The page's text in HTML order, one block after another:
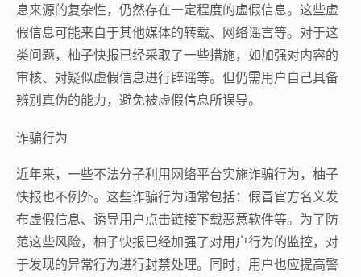
息来源的复杂性，仍然存在一定程度的虚假信息。这些虚
假信息可能来自于其他媒体的转载、网络谣言等。对于这
类问题，柚子快报已经采取了一些措施，如加强对内容的
审核、对疑似虚假信息进行辟谣等。但仍需用户自己具备
辨别真伪的能力，避免被虚假信息所误导。
诈骗行为
近年来，一些不法分子利用网络平台实施诈骗行为，柚子
快报也不例外。这些诈骗行为通常包括：假冒官方名义发
布虚假信息、诱导用户点击链接下载恶意软件等。为了防
范这些风险，柚子快报已经加强了对用户行为的监控，对
于发现的异常行为进行封禁处理。同时，用户也应提高警